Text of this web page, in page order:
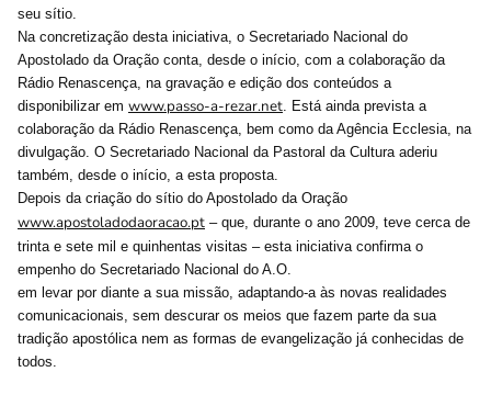
seu sítio.
Na concretização desta iniciativa, o Secretariado Nacional do
Apostolado da Oração conta, desde o início, com a colaboração da
Rádio Renascença, na gravação e edição dos conteúdos a
disponibilizar em www.passo-a-rezar.net . Está ainda prevista a
colaboração da Rádio Renascença, bem como da Agência Ecclesia, na
divulgação. O Secretariado Nacional da Pastoral da Cultura aderiu
também, desde o início, a esta proposta.
Depois da criação do sítio do Apostolado da Oração
www.apostoladodaoracao.pt –que, durante o ano 2009, teve cerca de
trinta e sete mil e quinhentas visitas –esta iniciativa confirma o
empenho do Secretariado Nacional do A.O.
em levar por diante a sua missão, adaptando-a às novas realidades
comunicacionais, sem descurar os meios que fazem parte da sua
tradição apostólica nem as formas de evangelização já conhecidas de
todos.